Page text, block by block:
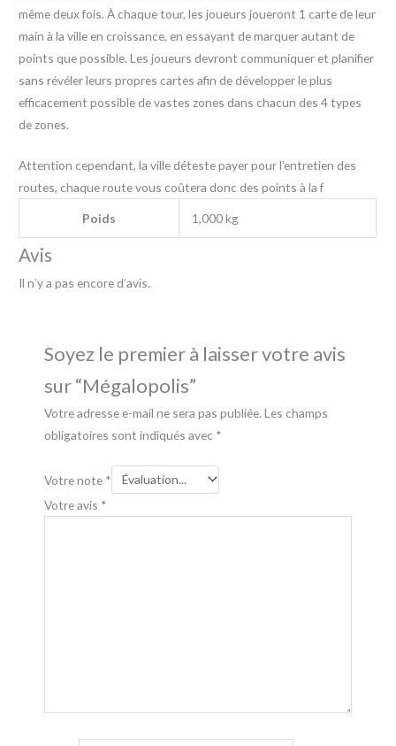
même deux fois. À chaque tour, les joueurs joueront 1 carte de leur
main à la ville en croissance, en essayant de marquer autant de
points que possible. Les joueurs devront communiquer et planifier
sans révéler leurs propres cartes afin de développer le plus
efficacement possible de vastes zones dans chacun des 4 types
de zones.
Attention cependant, la ville déteste payer pour l’entretien des
routes, chaque route vous coûtera donc des points à la f
Poids 1,000 kg
Avis
Il n’y a pas encore d’avis.
Soyez le premier à laisser votre avis
sur “Mégalopolis”
Votre adresse e-mail ne sera pas publiée. Les champs
obligatoires sont indiqués avec *
Votre note *
Votre avis *